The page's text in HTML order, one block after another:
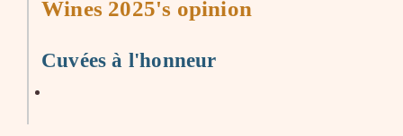
Wines 2025's opinion
Cuvées à l'honneur